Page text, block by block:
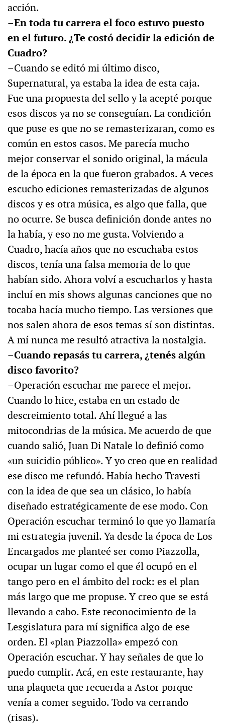
acción.
–En toda tu carrera el foco estuvo puesto
en el futuro. ¿Te costó decidir la edición de
Cuadro?
–Cuando se editó mi último disco,
Supernatural, ya estaba la idea de esta caja.
Fue una propuesta del sello y la acepté porque
esos discos ya no se conseguían. La condición
que puse es que no se remasterizaran, como es
común en estos casos. Me parecía mucho
mejor conservar el sonido original, la mácula
de la época en la que fueron grabados. A veces
escucho ediciones remasterizadas de algunos
discos y es otra música, es algo que falla, que
no ocurre. Se busca definición donde antes no
la había, y eso no me gusta. Volviendo a
Cuadro, hacía años que no escuchaba estos
discos, tenía una falsa memoria de lo que
habían sido. Ahora volví a escucharlos y hasta
incluí en mis shows algunas canciones que no
tocaba hacía mucho tiempo. Las versiones que
nos salen ahora de esos temas sí son distintas.
A mí nunca me resultó atractiva la nostalgia.
–Cuando repasás tu carrera, ¿tenés algún
disco favorito?
–Operación escuchar me parece el mejor.
Cuando lo hice, estaba en un estado de
descreimiento total. Ahí llegué a las
mitocondrias de la música. Me acuerdo de que
cuando salió, Juan Di Natale lo definió como
«un suicidio público». Y yo creo que en realidad
ese disco me refundó. Había hecho Travesti
con la idea de que sea un clásico, lo había
diseñado estratégicamente de ese modo. Con
Operación escuchar terminó lo que yo llamaría
mi estrategia juvenil. Ya desde la época de Los
Encargados me planteé ser como Piazzolla,
ocupar un lugar como el que él ocupó en el
tango pero en el ámbito del rock: es el plan
más largo que me propuse. Y creo que se está
llevando a cabo. Este reconocimiento de la
Lesgislatura para mí significa algo de ese
orden. El «plan Piazzolla» empezó con
Operación escuchar. Y hay señales de que lo
puedo cumplir. Acá, en este restaurante, hay
una plaqueta que recuerda a Astor porque
venía a comer seguido. Todo va cerrando
(risas).